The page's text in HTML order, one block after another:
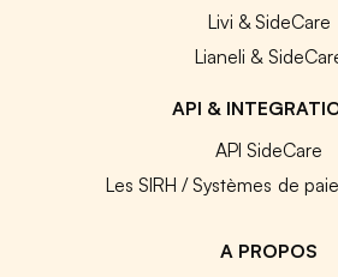
Livi & SideCare
Lianeli &
API &
API SideCare
Les SIRH / Systèmes de
A PROPOS